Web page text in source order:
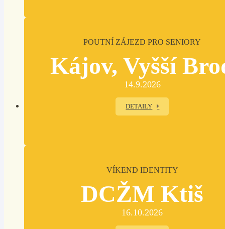
POUTNÍ ZÁJEZD PRO SENIORY
Kájov, Vyšší
14.9.2026
DETAILY
VÍKEND IDENTITY
DCŽM Ktiš
16.10.2026